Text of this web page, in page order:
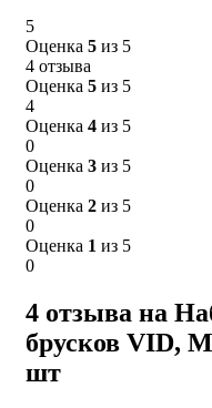
5
Оценка 5 из 5
4 отзыва
Оценка 5 из 5
4
Оценка 4 из 5
0
Оценка 3 из 5
0
Оценка 2 из 5
0
Оценка 1 из 5
0
4 отзыва на
брусков VID,
шт